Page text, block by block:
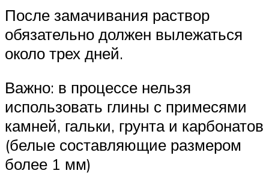
После замачивания раствор
обязательно должен вылежаться
около трех дней.
Важно: в процессе нельзя
использовать глины с примесями
камней, гальки, грунта и карбонатов
(белые составляющие размером
более 1 мм)